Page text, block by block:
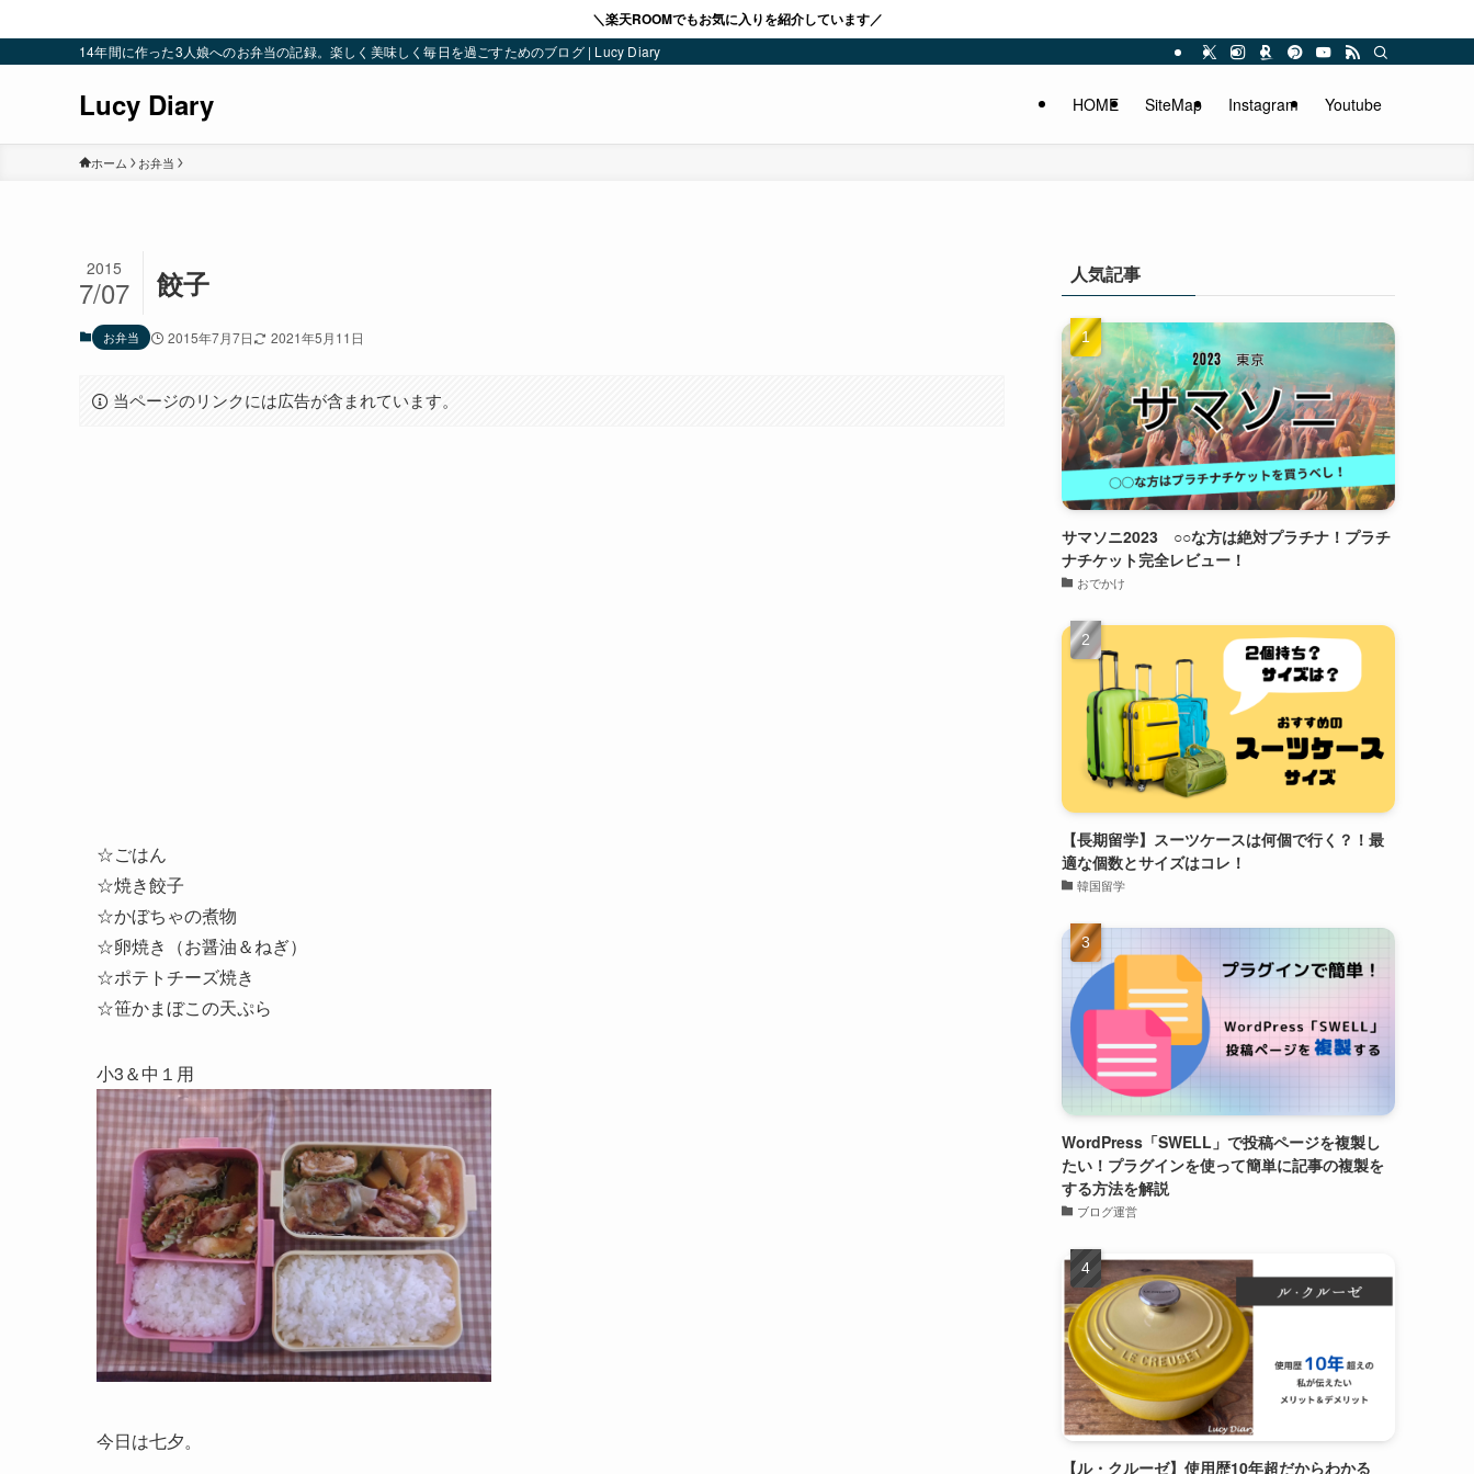
＼楽天ROOMでもお気に入りを紹介しています／
14年間に作った3人娘へのお弁当の記録。楽しく美味しく毎日を過ごすためのブログ | Lucy Diary
Lucy Diary HOME SiteMap Instagram Youtube
ホーム お弁当
餃子
2015
7/07
お弁当 2015年7月7日 2021年5月11日
当ページのリンクには広告が含まれています。
☆ごはん
☆焼き餃子
☆かぼちゃの煮物
☆卵焼き（お醤油＆ねぎ）
☆ポテトチーズ焼き
☆笹かまぼこの天ぷら
小3＆中１用
今日は七夕。
人気記事
サマソニ2023 ○○な方は絶対プラチナ！プラチ
ナチケット完全レビュー！
おでかけ
【長期留学】スーツケースは何個で行く？！最
適な個数とサイズはコレ！
韓国留学
WordPress「SWELL」で投稿ページを複製し
たい！プラグインを使って簡単に記事の複製を
する方法を解説
ブログ運営
【ル・クルーゼ】使用歴10年超だからわかる